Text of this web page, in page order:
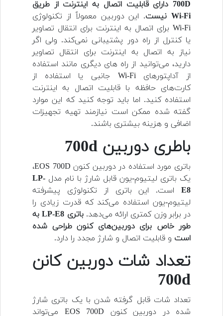
700D دارای قابلیت اتصال به اینترنت از طریق
Wi-Fi نیست
. این دوربین معمولاً از تکنولوژی
Wi-Fi برای اتصال به اینترنت برای انتقال تصاویر
یا کنترل از راه دور پشتیبانی نمی‌کند. ولی اگر
نیاز به اتصال به اینترنت برای انتقال تصاویر
دارید، می‌توانید از راه های دیگری مانند استفاده
از آداپتور‌های Wi-Fi جانبی یا استفاده از
کارت‌های حافظه با قابلیت اتصال به اینترنت
استفاده کنید. اما باید توجه کنید که این موارد
گفته شده ممکن است نیازمند تهیه تجهیزات
اضافی و هزینه بیشتری باشند.
باطری دوربین 700d
باتری مورد استفاده در دوربین کنون EOS 700D،
یک باتری لیتیوم-یون قابل شارژ با نام مدل LP-
E8 است. این باتری از تکنولوژی پیشرفته
لیتیوم-یون استفاده می‌کند که قدرت زیادی را
در برابر وزن کمتری ارائه می‌دهد.
باتری LP-E8 به
طور خاص برای دوربین‌های کنون طراحی شده
است و قابلیت اتصال و شارژ مجدد را دارد.
تعداد شات دوربین کانن
700d
تعداد شات قابل گرفته شدن با یک باتری شارژ
شده در دوربین کنون EOS 700D می‌تواند